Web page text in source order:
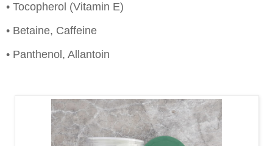
• Tocopherol (Vitamin E)
• Betaine, Caffeine
• Panthenol, Allantoin